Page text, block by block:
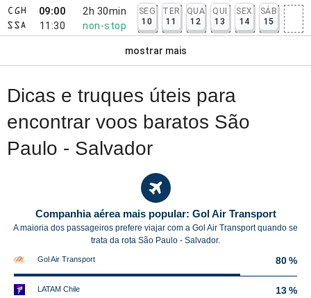
CGH
SSA
09:00
11:30
2h 30min
non-stop
SEG
10
TER
11
QUA
12
QUI
13
SEX
14
SÁB
15
mostrar mais
Dicas e truques úteis para
encontrar voos baratos São
Paulo - Salvador
Companhia aérea mais popular: Gol Air Transport
A maioria dos passageiros prefere viajar com a Gol Air Transport quando se
trata da rota São Paulo - Salvador.
Gol Air Transport 80 %
LATAM Chile 13 %